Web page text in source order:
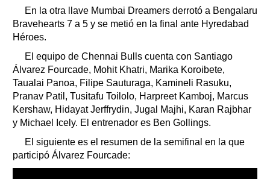
En la otra llave Mumbai Dreamers derrotó a Bengalaru
Bravehearts 7 a 5 y se metió en la final ante Hyredabad
Héroes.
El equipo de Chennai Bulls cuenta con Santiago
Álvarez Fourcade, Mohit Khatri, Marika Koroibete,
Taualai Panoa, Filipe Sauturaga, Kamineli Rasuku,
Pranav Patil, Tusitafu Toilolo, Harpreet Kamboj, Marcus
Kershaw, Hidayat Jerffrydin, Jugal Majhi, Karan Rajbhar
y Michael Icely. El entrenador es Ben Gollings.
El siguiente es el resumen de la semifinal en la que
participó Álvarez Fourcade: